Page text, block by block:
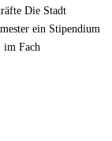
Die Stadt
ein Stipendium
im Fach